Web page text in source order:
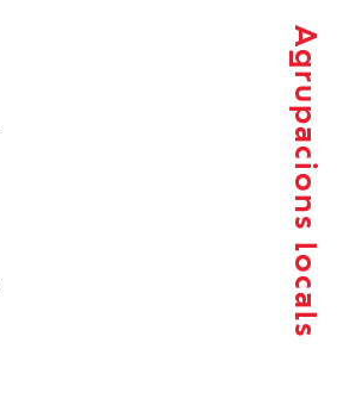
Agrupacions locals